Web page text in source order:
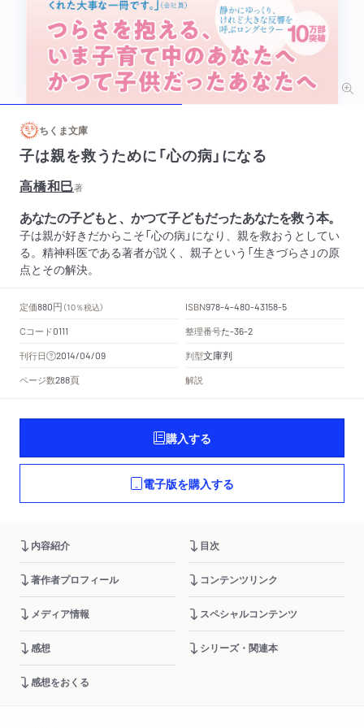
ちくま文庫
子は親を救うために「心の病」になる
高橋和巳著
あなたの子どもと、かつて子どもだったあなたを救う本。
子は親が好きだからこそ「心の病」になり、親を救おうとしてい
る。精神科医である著者が説く、親子という「生きづらさ」の原
点とその解決。
定価880円 （10％税込） ISBN978-4-480-43158-5
Cコード0111 整理番号た-36-2
刊行日 2014/04/09 判型文庫判
ページ数288頁 解説
購入する
電子版を購入する
内容紹介 目次
著作者プロフィール コンテンツリンク
メディア情報 スペシャルコンテンツ
感想 シリーズ・関連本
感想をおくる